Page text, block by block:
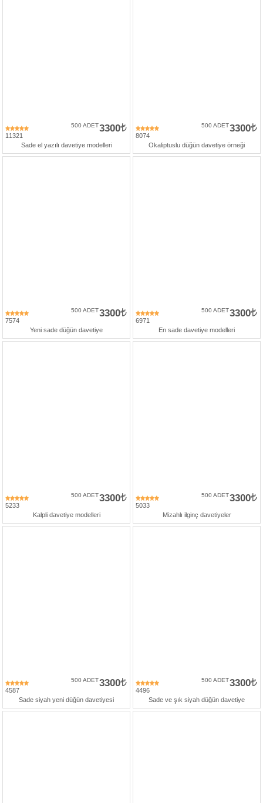
11321
3300
500 ADET
Sade el yazılı davetiye modelleri
8074
3300
500 ADET
Okaliptuslu düğün davetiye örneği
7574
3300
500 ADET
Yeni sade düğün davetiye
6971
3300
500 ADET
En sade davetiye modelleri
5233
3300
500 ADET
Kalpli davetiye modelleri
5033
3300
500 ADET
Mizahlı ilginç davetiyeler
4587
3300
500 ADET
Sade siyah yeni düğün davetiyesi
4496
3300
500 ADET
Sade ve şık siyah düğün davetiye